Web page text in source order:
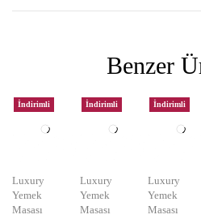
Benzer
İndirimli
Luxury
Yemek
Masası
İndirimli
Luxury
Yemek
Masası
İndirimli
Luxury
Yemek
Masası